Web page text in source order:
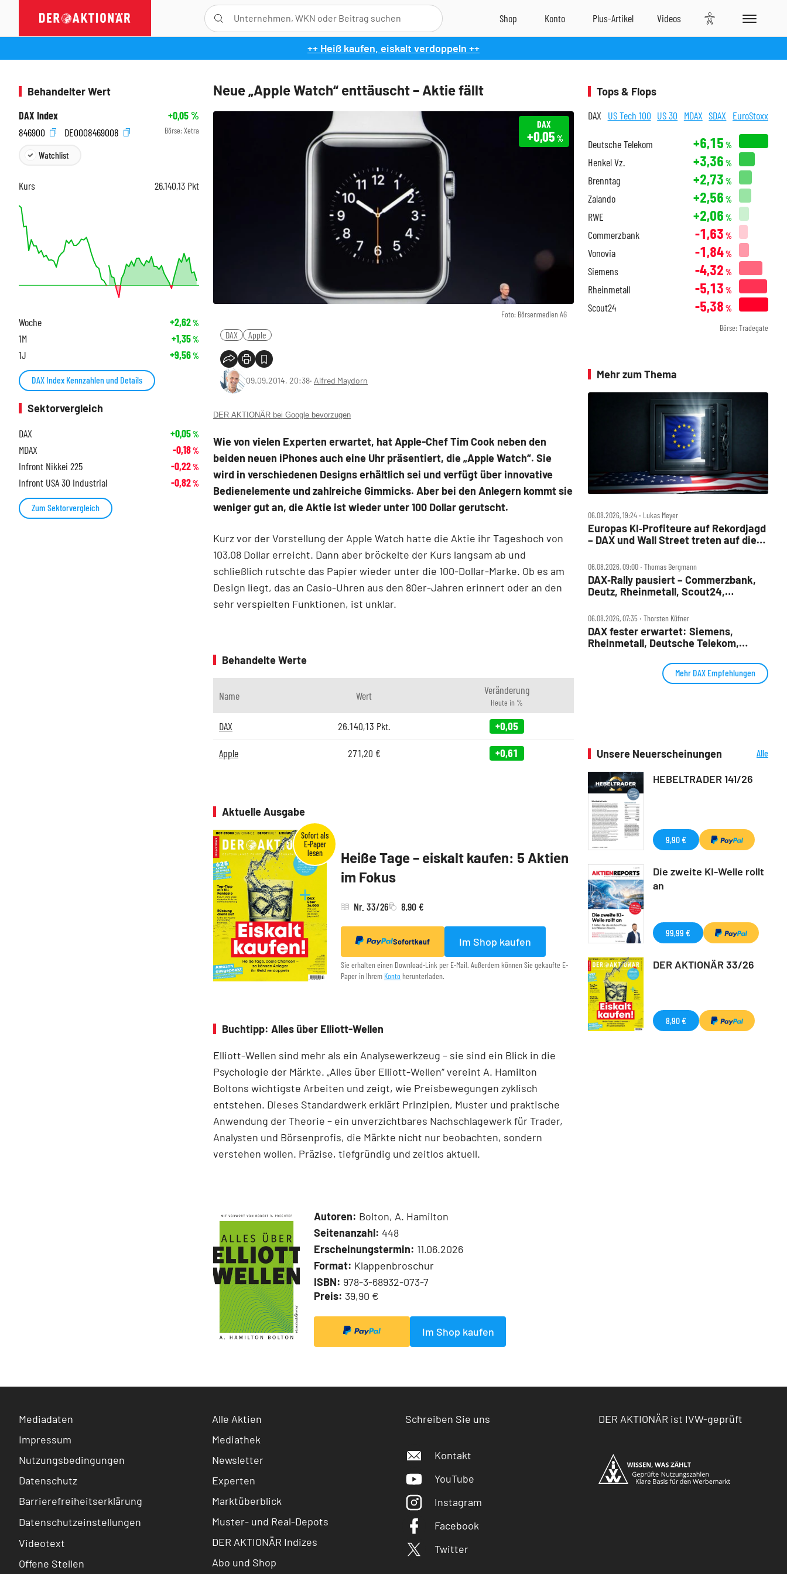
++ Heiß kaufen, eiskalt verdoppeln ++
Neue „Apple Watch“ enttäuscht – Aktie fällt
Foto: Börsenmedien AG
DAX
+0,05 %
DAX Apple
09.09.2014, 20:38‧ Alfred Maydorn
DER AKTIONÄR bei Google bevorzugen
Wie von vielen Experten erwartet, hat Apple-Chef Tim Cook neben den
beiden neuen iPhones auch eine Uhr präsentiert, die „Apple Watch“. Sie
wird in verschiedenen Designs erhältlich sei und verfügt über innovative
Bedienelemente und zahlreiche Gimmicks. Aber bei den Anlegern kommt sie
weniger gut an, die Aktie ist wieder unter 100 Dollar gerutscht.
Kurz vor der Vorstellung der Apple Watch hatte die Aktie ihr Tageshoch von
103,08 Dollar erreicht. Dann aber bröckelte der Kurs langsam ab und
schließlich rutschte das Papier wieder unter die 100-Dollar-Marke. Ob es am
Design liegt, das an Casio-Uhren aus den 80er-Jahren erinnert oder an den
sehr verspielten Funktionen, ist unklar.
Behandelte Werte
Name Wert Veränderung
Heute in %
DAX 26.140,13 Pkt. +0,05
Apple 271,20 € +0,61
Aktuelle Ausgabe
Heiße Tage – eiskalt kaufen: 5 Aktien
im Fokus
Nr. 33/26 8,90 €
Sofortkauf Im Shop kaufen
Sie erhalten einen Download-Link per E-Mail. Außerdem können Sie gekaufte E-
Paper in Ihrem Konto herunterladen.
Buchtipp: Alles über Elliott-Wellen
Elliott-Wellen sind mehr als ein Analysewerkzeug – sie sind ein Blick in die
Psychologie der Märkte. „Alles über Elliott-Wellen“ vereint A. Hamilton
Boltons wichtigste Arbeiten und zeigt, wie Preisbewegungen zyklisch
entstehen. Dieses Standardwerk erklärt Prinzipien, Muster und praktische
Anwendung der Theorie – ein unverzichtbares Nachschlagewerk für Trader,
Analysten und Börsenprofis, die Märkte nicht nur beobachten, sondern
verstehen wollen. Präzise, tiefgründig und zeitlos aktuell.
Autoren: Bolton, A. Hamilton
Seitenanzahl: 448
Erscheinungstermin: 11.06.2026
Format: Klappenbroschur
ISBN: 978-3-68932-073-7
Preis: 39,90 €
Im Shop kaufen
Behandelter Wert
DAX Index
+0,05%
846900
DE0008469008 Börse: Xetra
Watchlist
Kurs 26.140,13 Pkt
Woche +2,62%
1M +1,35%
1J +9,56%
DAX Index Kennzahlen und Details
Sektorvergleich
DAX
+0,05%
MDAX -0,18%
Infront Nikkei 225 -0,22%
Infront USA 30 Industrial -0,82%
Zum Sektorvergleich
Tops & Flops
DAX US Tech 100 US 30 MDAX SDAX EuroStoxx
Deutsche Telekom +6,15 %
Henkel Vz. +3,36 %
Brenntag +2,73 %
Zalando +2,56 %
RWE +2,06 %
Commerzbank -1,63 %
Vonovia -1,84%
Siemens -4,32 %
Rheinmetall -5,13 %
Scout24 -5,38 %
Börse: Tradegate
Mehr zum Thema
06.08.2026, 19:24 ‧ Lukas Meyer
Europas KI‑Profiteure auf Rekordjagd
– DAX und Wall Street treten auf die
06.08.2026, 09:00 ‧ Thomas Bergmann
DAX‑Rally pausiert – Commerzbank,
Deutz, Rheinmetall, Scout24,
Check
06.08.2026, 07:35 ‧ Thorsten Küfner
DAX fester erwartet: Siemens,
Rheinmetall, Deutsche Telekom,
Mehr DAX Empfehlungen
Unsere Neuerscheinungen
Alle
HEBELTRADER 141/26
9,90 €
Die zweite KI-Welle rollt
an
99,99 €
DER AKTIONÄR 33/26
8,90 €
Mediadaten
Impressum
Nutzungsbedingungen
Datenschutz
Barrierefreiheitserklärung
Datenschutzeinstellungen
Videotext
Offene Stellen
Alle Aktien
Mediathek
Newsletter
Experten
Marktüberblick
Muster- und Real-Depots
DER AKTIONÄR Indizes
Abo und Shop
Schreiben Sie uns
Kontakt
YouTube
Instagram
Facebook
Twitter
DER AKTIONÄR ist IVW-geprüft